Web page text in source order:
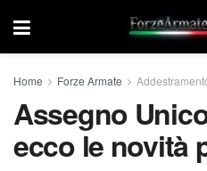
Home Forze Armate
Assegno
ecco le novità